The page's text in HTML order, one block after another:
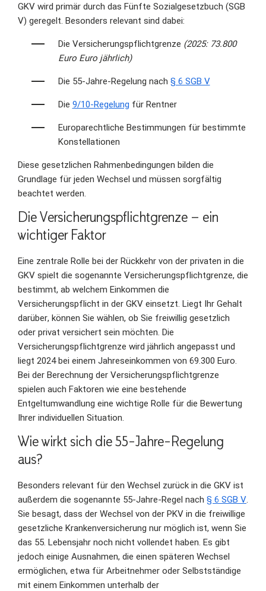
GKV wird primär durch das Fünfte Sozialgesetzbuch (SGB
V) geregelt. Besonders relevant sind dabei:
Die Versicherungspflichtgrenze (2025: 73.800
Euro Euro jährlich)
Die 55-Jahre-Regelung nach § 6 SGB V
Die 9/10-Regelung für Rentner
Europarechtliche Bestimmungen für bestimmte
Konstellationen
Diese gesetzlichen Rahmenbedingungen bilden die
Grundlage für jeden Wechsel und müssen sorgfältig
beachtet werden.
Die Versicherungspflichtgrenze – ein
wichtiger Faktor
Eine zentrale Rolle bei der Rückkehr von der privaten in die
GKV spielt die sogenannte Versicherungspflichtgrenze, die
bestimmt, ab welchem Einkommen die
Versicherungspflicht in der GKV einsetzt. Liegt Ihr Gehalt
darüber, können Sie wählen, ob Sie freiwillig gesetzlich
oder privat versichert sein möchten. Die
Versicherungspflichtgrenze wird jährlich angepasst und
liegt 2024 bei einem Jahreseinkommen von 69.300 Euro.
Bei der Berechnung der Versicherungspflichtgrenze
spielen auch Faktoren wie eine bestehende
Entgeltumwandlung eine wichtige Rolle für die Bewertung
Ihrer individuellen Situation.
Wie wirkt sich die 55-Jahre-Regelung
aus?
Besonders relevant für den Wechsel zurück in die GKV ist
außerdem die sogenannte 55-Jahre-Regel nach § 6 SGB V.
Sie besagt, dass der Wechsel von der PKV in die freiwillige
gesetzliche Krankenversicherung nur möglich ist, wenn Sie
das 55. Lebensjahr noch nicht vollendet haben. Es gibt
jedoch einige Ausnahmen, die einen späteren Wechsel
ermöglichen, etwa für Arbeitnehmer oder Selbstständige
mit einem Einkommen unterhalb der